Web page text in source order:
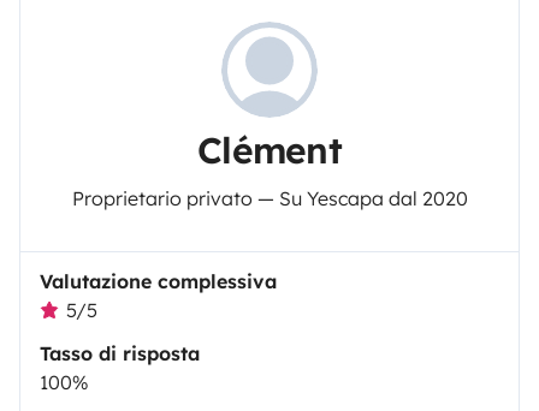
Clément
Proprietario privato — Su Yescapa dal 2020
Valutazione complessiva
5/5
Tasso di risposta
100%